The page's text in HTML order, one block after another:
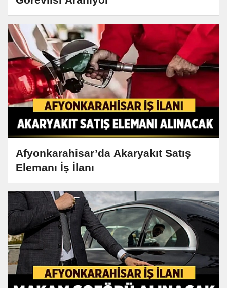
Afyonkarahisar’da Akaryakıt Satış
Elemanı İş İlanı